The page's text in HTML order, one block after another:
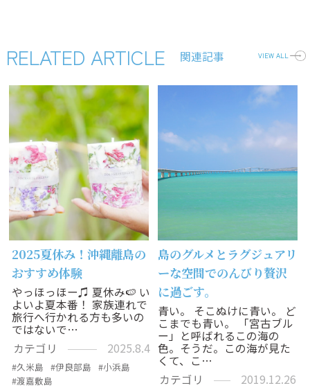
RELATED ARTICLE 関連記事
2025夏休み！沖縄離島の
おすすめ体験
やっほっほー♫ 夏休み🍉 い
よいよ夏本番！ 家族連れで
旅行へ行かれる方も多いの
ではないで…
カテゴリ
2025.8.4
久米島 伊良部島
小浜島
渡嘉敷島
島のグルメとラグジュアリ
ーな空間でのんびり贅沢
に過ごす。
青い。 そこぬけに青い。 ど
こまでも青い。 「宮古ブル
ー」と呼ばれるこの海の
色。そうだ。この海が見た
くて、こ…
カテゴリ
2019.12.26
VIEW ALL